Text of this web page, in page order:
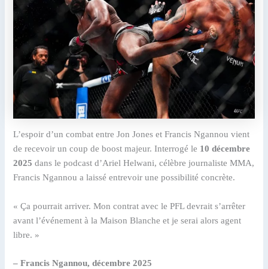
L’espoir d’un combat entre Jon Jones et Francis Ngannou vient
de recevoir un coup de boost majeur. Interrogé le 10 décembre
2025 dans le podcast d’Ariel Helwani, célèbre journaliste MMA,
Francis Ngannou a laissé entrevoir une possibilité concrète.
« Ça pourrait arriver. Mon contrat avec le PFL devrait s’arrêter
avant l’événement à la Maison Blanche et je serai alors agent
libre. »
– Francis Ngannou, décembre 2025